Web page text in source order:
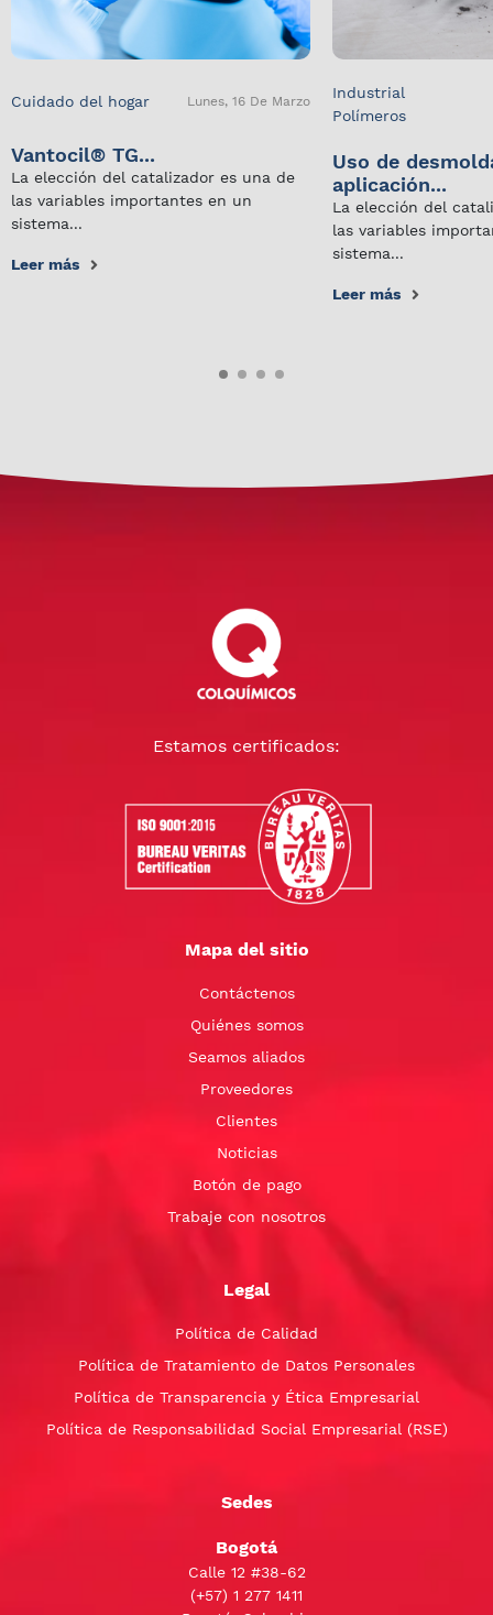
Cuidado del hogar Lunes, 16 De Marzo
Vantocil® TG...
La elección del catalizador es una de
las variables importantes en un
sistema...
Leer más
Industrial
Polímeros
Uso de
aplicación...
La elección del
las variables
sistema...
Leer más
Estamos certificados:
Mapa del sitio
Contáctenos
Quiénes somos
Seamos aliados
Proveedores
Clientes
Noticias
Botón de pago
Trabaje con nosotros
Legal
Política de Calidad
Política de Tratamiento de Datos Personales
Política de Transparencia y Ética Empresarial
Política de Responsabilidad Social Empresarial (RSE)
Sedes
Bogotá
Calle 12 #38-62
(+57) 1 277 1411